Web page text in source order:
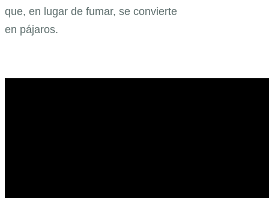
que, en lugar de fumar, se convierte
en pájaros.